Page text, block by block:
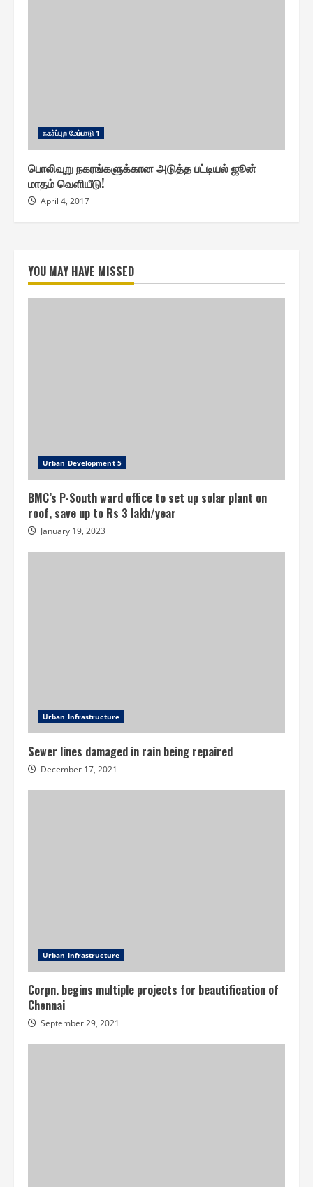
ந௧ர்ப்புற மேம்பாடு 1
பொலிவுறு நகரங்களுக்கான அடுத்த பட்டியல் ஜூன்
மாதம் வெளியீடு!
April 4, 2017
YOU MAY HAVE MISSED
Urban Development 5
BMC’s P-South ward office to set up solar plant on
roof, save up to Rs 3 lakh/year
January 19, 2023
Urban Infrastructure
Sewer lines damaged in rain being repaired
December 17, 2021
Urban Infrastructure
Corpn. begins multiple projects for beautification of
Chennai
September 29, 2021